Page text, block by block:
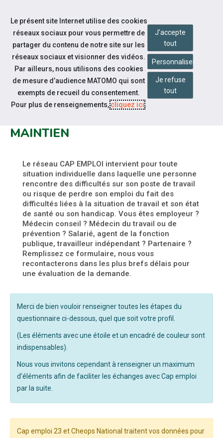
Aller au contenu
Espace candidat
DÉPÔT D'UN NOUVEAU
MAINTIEN
Le réseau CAP EMPLOI intervient pour toute
situation individuelle dans laquelle une personne
rencontre des difficultés sur son poste de travail
ou risque de perdre son emploi du fait des
difficultés liées à la situation de travail et son état
de santé ou son handicap. Vous êtes employeur ?
Médecin conseil ? Médecin du travail ou de
prévention ? Salarié, agent de la fonction
publique, travailleur indépendant ? Partenaire ?
Remplissez ce formulaire, nous vous
recontacterons dans les plus brefs délais pour
une évaluation de la demande.
Merci de bien vouloir renseigner toutes les étapes du
questionnaire ci-dessous, quel que soit votre profil.
(Les éléments avec une étoile et un encadré de couleur sont
indispensables).
Nous vous invitons cependant à renseigner un maximum
d'éléments afin de faciliter les échanges avec Cap emploi
par la suite.
Cap emploi 23 et Cheops National traitent vos données pour
Le présent site Internet utilise des cookies
réseaux sociaux pour vous permettre de
partager du contenu de notre site sur les
réseaux sociaux et visionner des vidéos.
Par ailleurs, nous utilisons des cookies
de mesure d’audience MATOMO qui sont
exempts de recueil du consentement.
Pour plus de renseignements,cliquez ici.
J'accepte
tout
Personnaliser
Je refuse
tout